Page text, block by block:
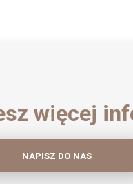
więcej
NAPISZ DO NAS